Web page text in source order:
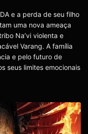
e a perda de seu filho
uma nova ameaça
Na’vi violenta e
Varang. A família
e pelo futuro de
seus limites emocionais